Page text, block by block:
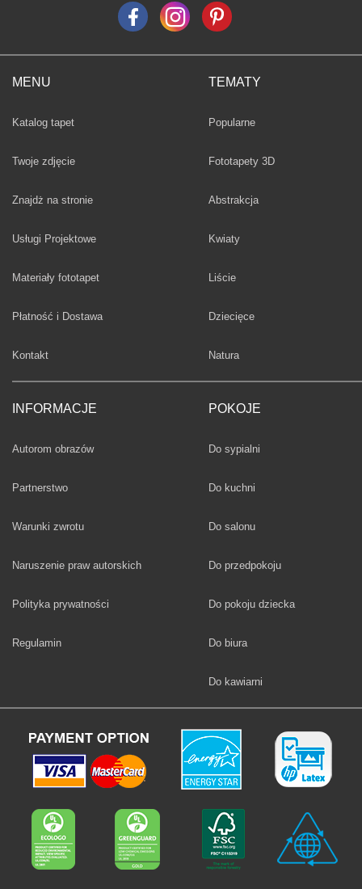
MENU
Katalog tapet
Twoje zdjęcie
Znajdż na stronie
Usługi Projektowe
Materiały fototapet
Płatność i Dostawa
Kontakt
INFORMACJE
Autorom obrazów
Partnerstwo
Warunki zwrotu
Naruszenie praw autorskich
Polityka prywatności
Regulamin
TEMATY
Fototapety
Popularne
Fototapety 3D
Fototapety
Abstrakcja
Fototapety
Kwiaty
Fototapety
Liście
Fototapety
Dziecięce
Fototapety
Natura
POKOJE
Fototapety
Do sypialni
Fototapety
Do kuchni
Fototapety
Do salonu
Fototapety
Do przedpokoju
Fototapety
Do pokoju dziecka
Fototapety
Do biura
Fototapety
Do kawiarni